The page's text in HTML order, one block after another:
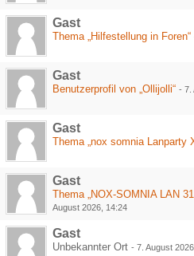
Gast
Thema „Hilfestellung in Foren“
Gast
Benutzerprofil von „Ollijolli“ - 7.
Gast
Thema „nox somnia Lanparty
Gast
Thema „NOX-SOMNIA LAN
August 2026, 14:24
Gast
Unbekannter Ort - 7. August